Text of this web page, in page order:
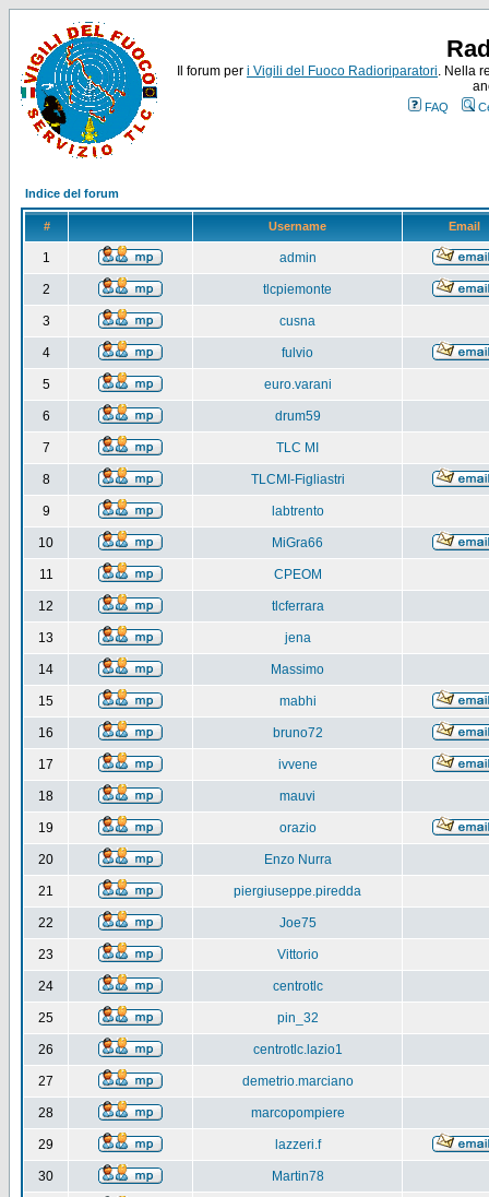
Il forum per i Vigili del Fuoco Radioriparatori. Nella
FAQ
Indice del forum
# Username Email
1 admin
2 tlcpiemonte
3 cusna
4 fulvio
5 euro.varani
6 drum59
7 TLC MI
8 TLCMI-Figliastri
9 labtrento
10 MiGra66
11 CPEOM
12 tlcferrara
13 jena
14 Massimo
15 mabhi
16 bruno72
17 ivvene
18 mauvi
19 orazio
20 Enzo Nurra
21 piergiuseppe.piredda
22 Joe75
23 Vittorio
24 centrotlc
25 pin_32
26 centrotlc.lazio1
27 demetrio.marciano
28 marcopompiere
29 lazzeri.f
30 Martin78